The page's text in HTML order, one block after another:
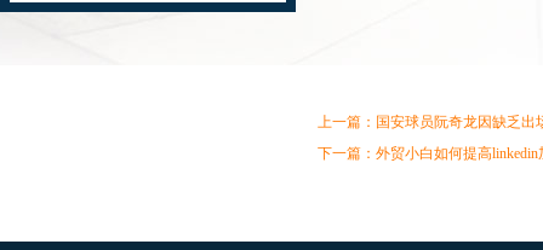
上一篇： 国安球员阮奇龙因缺乏出
下一篇： 外贸小白如何提高